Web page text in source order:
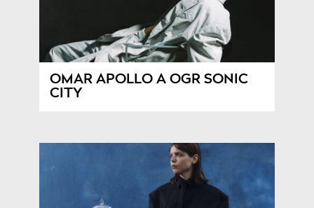
OMAR APOLLO A OGR SONIC
CITY